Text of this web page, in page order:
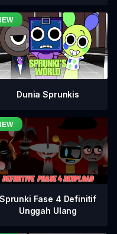
Dunia Sprunkis
Sprunki Fase 4 Definitif
Unggah Ulang